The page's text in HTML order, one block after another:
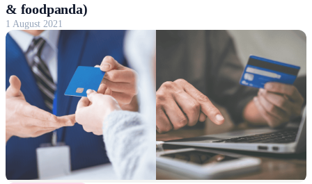
& foodpanda)
1 August 2021